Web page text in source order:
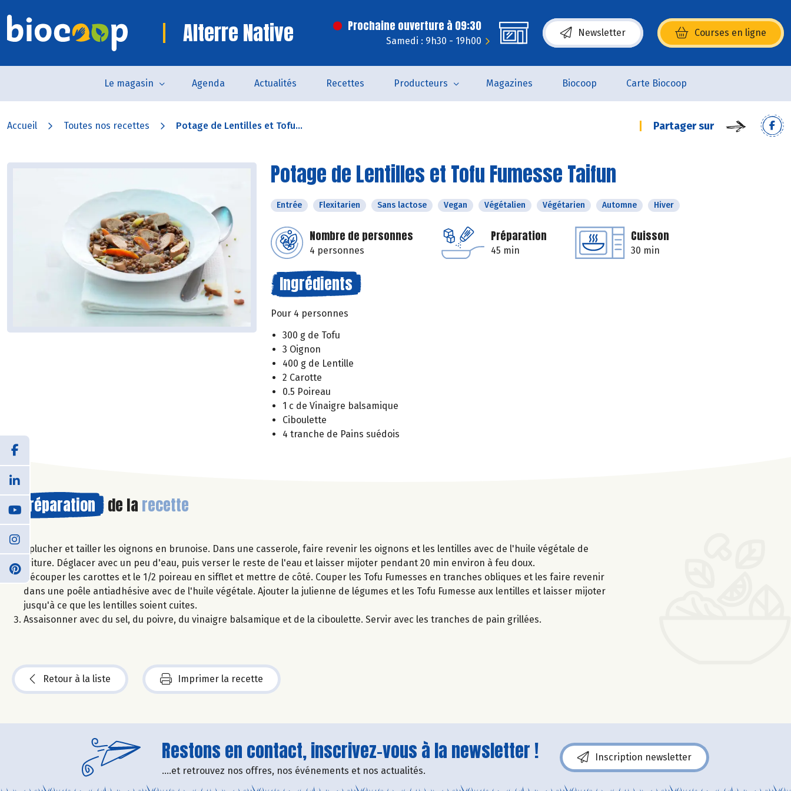
Alterre Native Prochaine ouverture à 09:30
Samedi : 9h30 - 19h00
Newsletter Courses en ligne
(s’ouvre dans une nouvelle fenêtre)
Le magasin Agenda Actualités Recettes Producteurs Magazines Biocoop Carte Biocoop
Accueil Toutes nos recettes Potage de Lentilles et Tofu... Partager sur
Potage de Lentilles et Tofu Fumesse Taifun
Entrée Flexitarien Sans lactose Vegan Végétalien Végétarien Automne Hiver
Nombre de personnes
4 personnes
Préparation
45 min
Cuisson
30 min
Ingrédients
Pour 4 personnes
300 g de Tofu
3 Oignon
400 g de Lentille
2 Carotte
0.5 Poireau
1 c de Vinaigre balsamique
Ciboulette
4 tranche de Pains suédois
Préparation de la recette
Eplucher et tailler les oignons en brunoise. Dans une casserole, faire revenir les oignons et les lentilles avec de l'huile végétale de
friture. Déglacer avec un peu d'eau, puis verser le reste de l'eau et laisser mijoter pendant 20 min environ à feu doux.
Découper les carottes et le 1/2 poireau en sifflet et mettre de côté. Couper les Tofu Fumesses en tranches obliques et les faire revenir
dans une poêle antiadhésive avec de l'huile végétale. Ajouter la julienne de légumes et les Tofu Fumesse aux lentilles et laisser mijoter
jusqu'à ce que les lentilles soient cuites.
Assaisonner avec du sel, du poivre, du vinaigre balsamique et de la ciboulette. Servir avec les tranches de pain grillées.
Retour à la liste Imprimer la recette
Restons en contact, inscrivez-vous à la newsletter !
....et retrouvez nos offres, nos événements et nos actualités.
Inscription newsletter